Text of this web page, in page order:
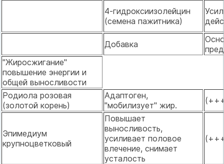
4-гидроксиизолейцин
(семена пажитника)
Добавка
"Жиросжигание"
повышение энергии и
общей выносливости
Родиола розовая
(золотой корень)
Адаптоген,
"мобилизует" жир.
Эпимедиум
крупноцветковый
Повышает
выносливость,
усиливает половое
влечение, снимает
усталость